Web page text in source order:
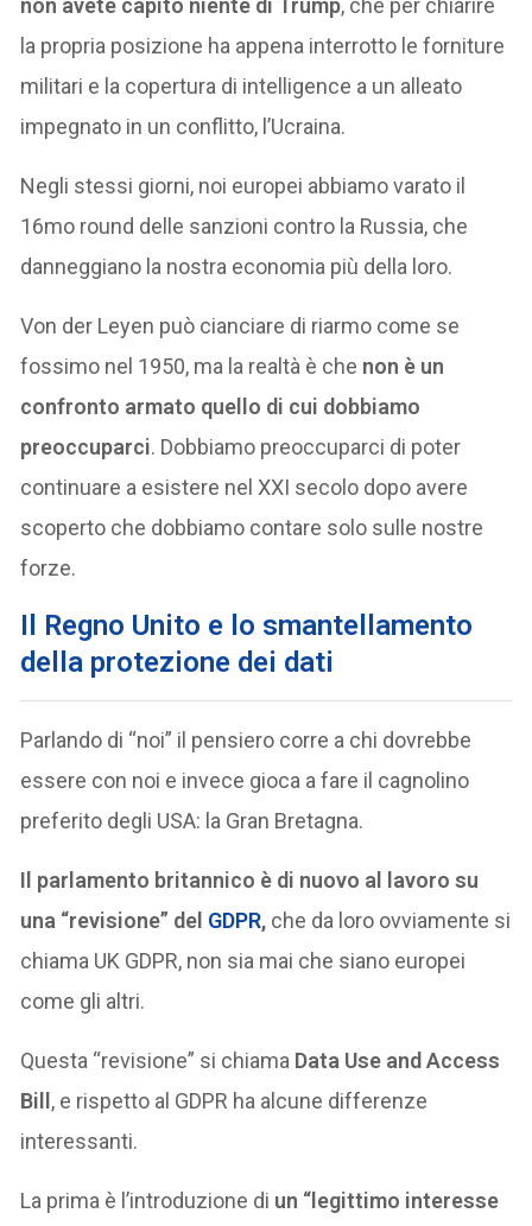
la propria posizione ha appena interrotto le forniture
militari e la copertura di intelligence a un alleato
impegnato in un conflitto, l’Ucraina.
Negli stessi giorni, noi europei abbiamo varato il
16mo round delle sanzioni contro la Russia, che
danneggiano la nostra economia più della loro.
Von der Leyen può cianciare di riarmo come se
fossimo nel 1950, ma la realtà è che non è un
confronto armato quello di cui dobbiamo
preoccuparci. Dobbiamo preoccuparci di poter
continuare a esistere nel XXI secolo dopo avere
scoperto che dobbiamo contare solo sulle nostre
forze.
Il Regno Unito e lo smantellamento
della protezione dei dati
Parlando di “noi” il pensiero corre a chi dovrebbe
essere con noi e invece gioca a fare il cagnolino
preferito degli USA: la Gran Bretagna.
Il parlamento britannico è di nuovo al lavoro su
una “revisione” del GDPR, che da loro ovviamente si
chiama UK GDPR, non sia mai che siano europei
come gli altri.
Questa “revisione” si chiama Data Use and Access
Bill, e rispetto al GDPR ha alcune differenze
interessanti.
La prima è l’introduzione di un “legittimo interesse